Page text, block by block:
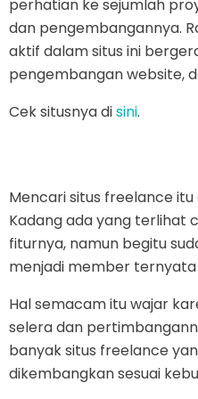
perhatian ke sejumlah
dan pengembangannya.
aktif dalam situs ini
pengembangan website,
Cek situsnya disini.
Mencari situs freelance
Kadang ada yang terlihat
fiturnya, namun begitu
menjadi member
Hal semacam itu wajar
selera dan
banyak situs freelance
dikembangkan sesuai